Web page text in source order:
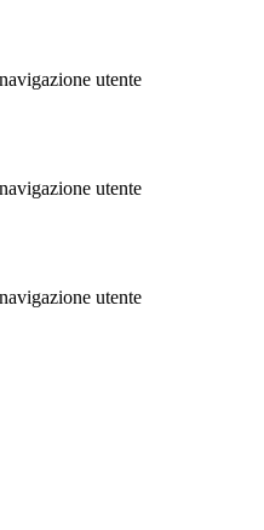
utente
utente
utente